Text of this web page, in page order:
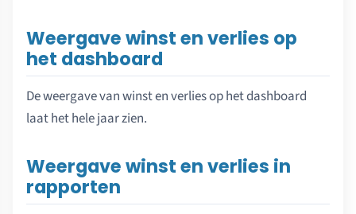
Weergave winst en verlies op
het dashboard
De weergave van winst en verlies op het dashboard
laat het hele jaar zien.
Weergave winst en verlies in
rapporten